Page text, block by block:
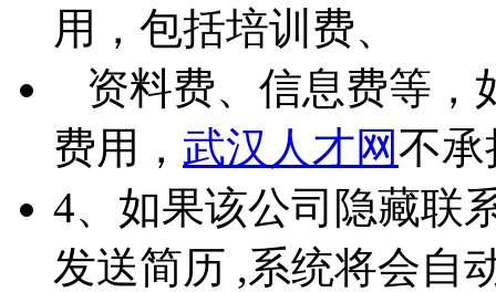
用，包括培训费、
资料费、信息费等，
费用， 武汉人才网不承
4、如果该公司隐藏联
发送简历 ,系统将会自